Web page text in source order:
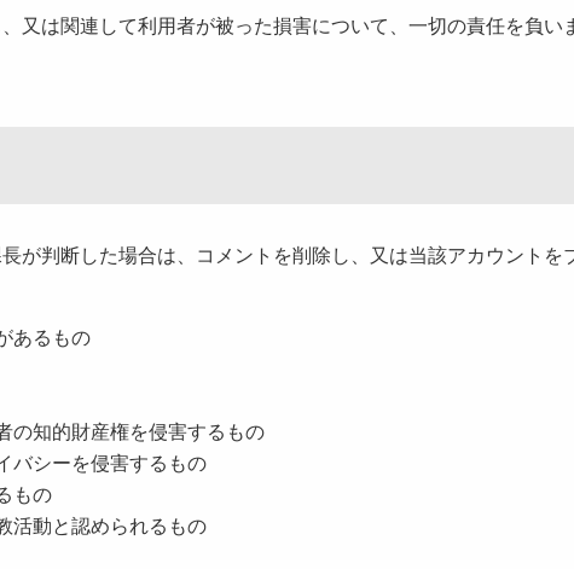
又は関連して利用者が被った損害について、一切の責任を負い
長が判断した場合は、コメントを削除し、又は当該アカウントを
あるもの
の知的財産権を侵害するもの
バシーを侵害するもの
もの
活動と認められるもの